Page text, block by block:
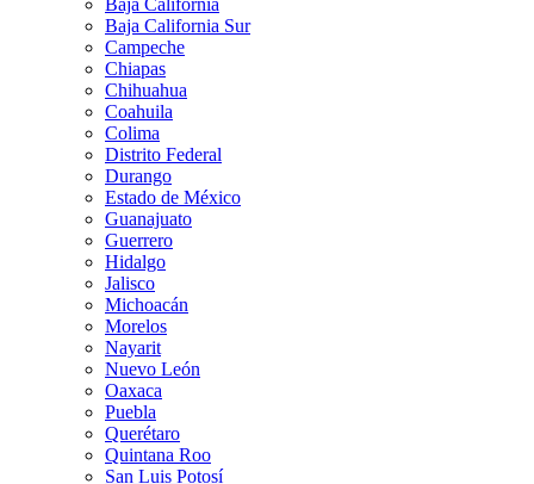
Baja California
Baja California Sur
Campeche
Chiapas
Chihuahua
Coahuila
Colima
Distrito Federal
Durango
Estado de México
Guanajuato
Guerrero
Hidalgo
Jalisco
Michoacán
Morelos
Nayarit
Nuevo León
Oaxaca
Puebla
Querétaro
Quintana Roo
San Luis Potosí